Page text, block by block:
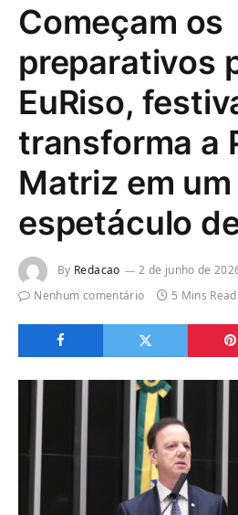
Começam os
preparativos
EuRiso,
transforma a
Matriz em
espetáculo
By Redacao
2 de junho de
Nenhum comentário
5 Mins Read